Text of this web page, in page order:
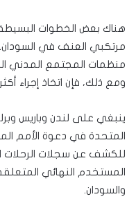
هناك بعض الخطوات البسيطة
مرتكبي العنف في
منظمات المجتمع المدني
ومع ذلك، فإن اتخاذ إجراء
ينبغي على لندن وباريس
المتحدة في دعوة الأمم
للكشف عن سجلات الرحلات
المستخدم النهائي
والسودان.